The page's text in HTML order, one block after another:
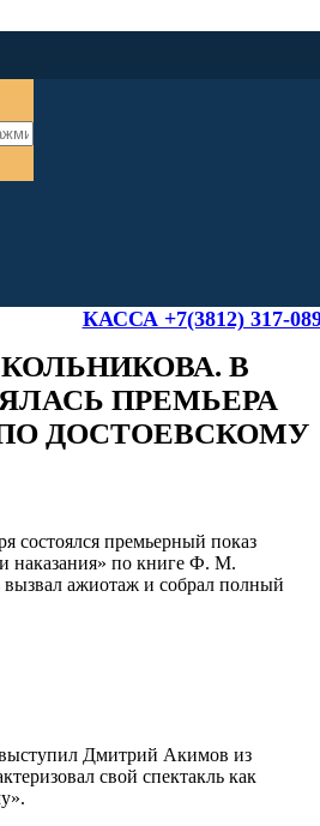
КАССА +7(3812) 317-
В
ПРЕМЬЕРА
ДОСТОЕВСКОМУ
состоялся премьерный показ
наказания» по книге Ф. М.
вызвал ажиотаж и собрал полный
Дмитрий Акимов из
свой спектакль как